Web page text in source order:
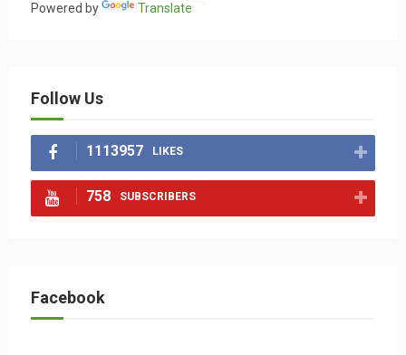
Powered by Translate
Follow Us
1113957 LIKES
758 SUBSCRIBERS
Facebook